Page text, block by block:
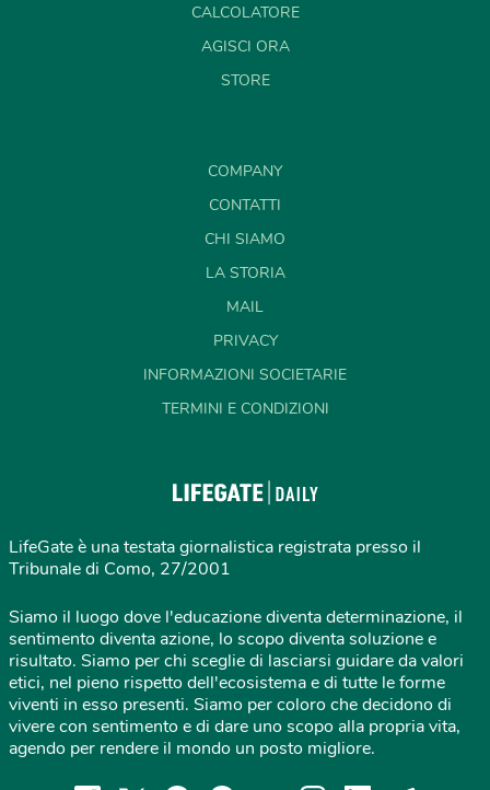
CALCOLATORE
AGISCI ORA
STORE
COMPANY
CONTATTI
CHI SIAMO
LA STORIA
MAIL
PRIVACY
INFORMAZIONI SOCIETARIE
TERMINI E CONDIZIONI
LifeGate è una testata giornalistica registrata presso il
Tribunale di Como, 27/2001
Siamo il luogo dove l'educazione diventa determinazione, il
sentimento diventa azione, lo scopo diventa soluzione e
risultato. Siamo per chi sceglie di lasciarsi guidare da valori
etici, nel pieno rispetto dell'ecosistema e di tutte le forme
viventi in esso presenti. Siamo per coloro che decidono di
vivere con sentimento e di dare uno scopo alla propria vita,
agendo per rendere il mondo un posto migliore.